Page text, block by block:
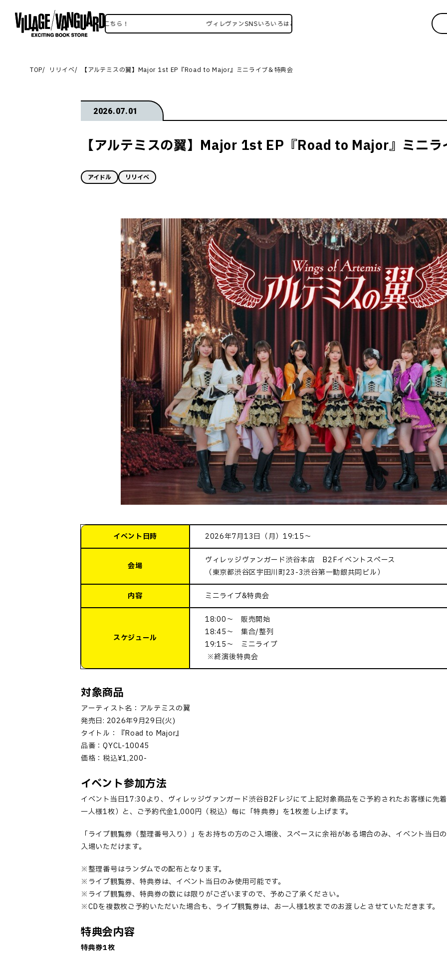
ィレヴァンSNSいろいろはこちら！ ヴィレヴァンSNSいろいろはこちら！
TOP リリイベ 【アルテミスの翼】Major 1st EP『Road to Major』ミニライブ＆特典会
2026.07.01
【アルテミスの翼】Major 1st EP『Road to Major』ミニラ
アイドル リリイベ
イベント日時 2026年7月13日（月）19:15～
会場
ヴィレッジヴァンガード渋谷本店 B2Fイベントスペース
（東京都渋谷区宇田川町23-3渋谷第一勧銀共同ビル）
内容 ミニライブ&特典会
スケジュール
18:00～ 販売開始
18:45～ 集合/整列
19:15～ ミニライブ
※終演後特典会
対象商品
アーティスト名：アルテミスの翼
発売日: 2026年9月29日(火)
タイトル：『Road to Major』
品番：QYCL-10045
価格：税込¥1,200-
イベント参加方法
イベント当日17:30より、ヴィレッジヴァンガード渋谷B2Fレジにて上記対象商品をご予約されたお客様に先
一人様1枚）と、ご予約代金1,000円（税込）毎に「特典券」を1枚差し上げます。
「ライブ観覧券（整理番号入り） 」 をお持ちの方のご入場後、スペースに余裕がある場合のみ、イベント当日
入場いただけます。
※整理番号はランダムでの配布となります。
※ライブ観覧券、特典券は、イベント当日のみ使用可能です。
※ライブ観覧券、特典券の数には限りがございますので、予めご了承ください。
※CDを複数枚ご予約いただいた場合も、ライブ観覧券は、お一人様1枚までのお渡しとさせていただきます。
特典会内容
特典券1枚